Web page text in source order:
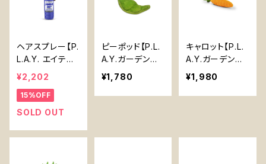
ヘアスプレー【P.
L.A.Y. エイティ
ーズ クラシッ
ク】犬用おもちゃ
Pawqua Net
【P.L.A.Y. 80s
¥2,202
15%OFF
SOLD OUT
ピーポッド【P.L.
A.Y.ガーデンフ
レッシュ】Pea P
od【P.L.A.Y. Ga
rden Fresh Se
¥1,780
キャロット【P.L.
A.Y.ガーデンフ
レッシュ】Carrot
【P.L.A.Y. Gard
en Fresh Seri
¥1,980